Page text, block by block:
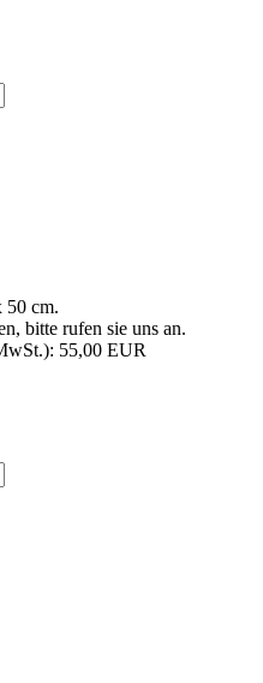
50 cm.
bitte rufen sie uns an.
55,00 EUR